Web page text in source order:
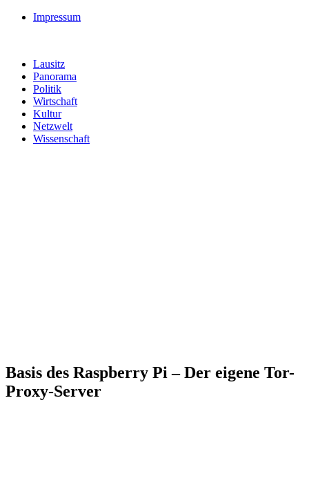
Impressum
Lausitz
Panorama
Politik
Wirtschaft
Kultur
Netzwelt
Wissenschaft
Basis des Raspberry Pi – Der eigene Tor-
Proxy-Server